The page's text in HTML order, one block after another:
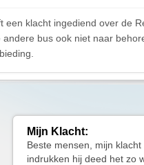
een klacht ingediend over de
andere bus ook niet naar
Mijn Klacht:
Beste mensen, mijn
indrukken hij deed het zo